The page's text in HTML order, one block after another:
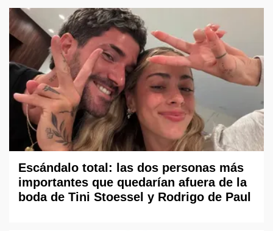
Escándalo total: las dos personas más
importantes que quedarían afuera de la
boda de Tini Stoessel y Rodrigo de Paul